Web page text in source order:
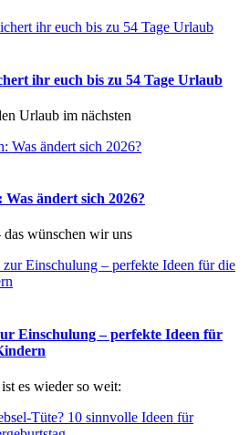
ihr euch bis zu 54 Tage Urlaub
Urlaub im nächsten
ändert sich 2026?
das wünschen wir uns
Einschulung – perfekte Ideen für
es wieder so weit: